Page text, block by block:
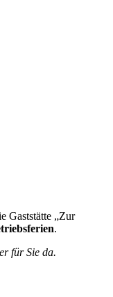
Gaststätte „Zur
.
für Sie da.